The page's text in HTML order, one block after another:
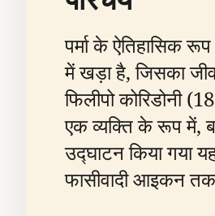
पर्मा के ऐतिहासिक
में खड़ा है, जिसका
फिलीपो कोरिडोनी
एक व्यक्ति के रूप में,
उद्घाटन किया गया
फासीवादी आइकन